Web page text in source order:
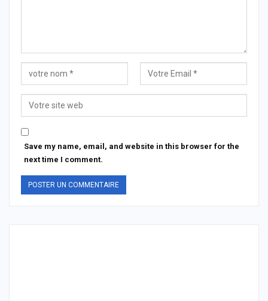
Save my name, email, and website in this browser for the
next time I comment.